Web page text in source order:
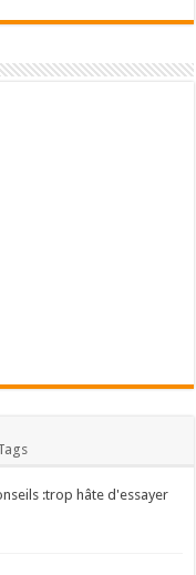
:trop hâte d'essayer